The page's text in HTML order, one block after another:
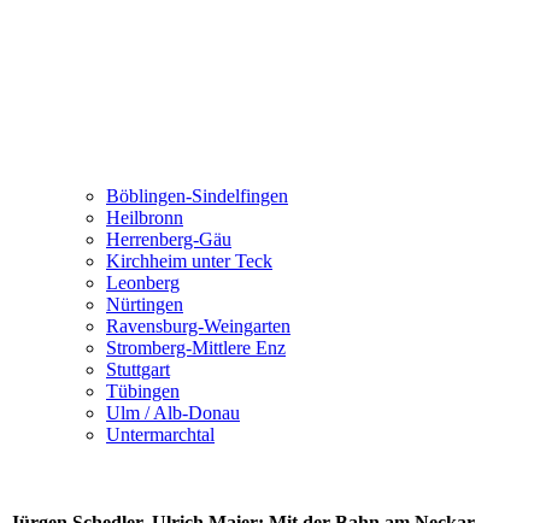
Böblingen-Sindelfingen
Heilbronn
Herrenberg-Gäu
Kirchheim unter Teck
Leonberg
Nürtingen
Ravensburg-Weingarten
Stromberg-Mittlere Enz
Stuttgart
Tübingen
Ulm / Alb-Donau
Untermarchtal